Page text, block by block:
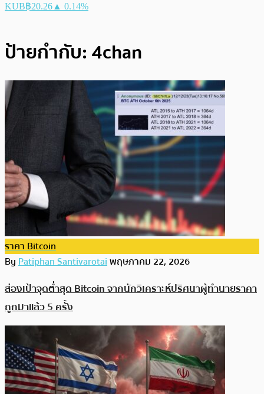
KUB฿20.26 ▲ 0.14%
ป้ายกำกับ: 4chan
ราคา Bitcoin
ByPatiphan Santivarotaiพฤษภาคม 22, 2026
ส่องเป้าจุดต่ำสุด Bitcoin จากนักวิเคราะห์ปริศนาผู้ทำนายราคา
ถูกมาแล้ว 5 ครั้ง